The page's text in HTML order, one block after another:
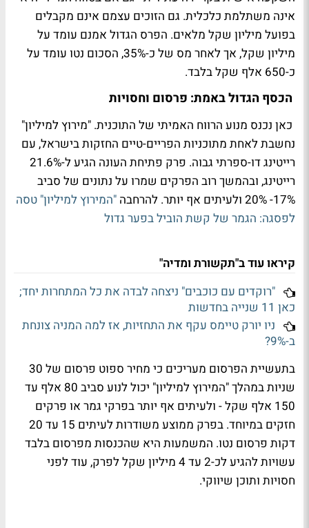
אינה משתלמת כלכלית. גם הזוכים עצמם אינם מקבלים
בפועל מיליון שקל מלאים. הפרס הגדול אמנם עומד על
מיליון שקל, אך לאחר מס של כ-35%, הסכום נטו עומד על
כ-650 אלף שקל בלבד.
הכסף הגדול באמת: פרסום וחסויות
כאן נכנס מנוע הרווח האמיתי של התוכנית. "מירוץ למיליון"
נחשבת לאחת מתוכניות הפריים-טיים החזקות בישראל, עם
רייטינג דו-ספרתי גבוה. פרק פתיחת העונה הגיע ל-21.6%
רייטינג, ובהמשך רוב הפרקים שמרו על נתונים של סביב
17%- 20% ולעיתים אף יותר. להרחבה
"המירוץ למיליון" טסה
לפסגה: הגמר של קשת הוביל בפער גדול
קיראו עוד ב"תקשורת ומדיה"
"רוקדים עם כוכבים" ניצחה לבדה את כל המתחרות יחד;
כאן 11 שנייה בחדשות
ניו יורק טיימס עקף את התחזיות, אז למה המניה צונחת
ב-9%?
בתעשיית הפרסום מעריכים כי מחיר ספוט פרסום של 30
שניות במהלך "המירוץ למיליון" יכול לנוע סביב 80 אלף עד
150 אלף שקל - ולעיתים אף יותר בפרקי גמר או פרקים
חזקים במיוחד. בפרק ממוצע משודרות לעיתים 15 עד 20
דקות פרסום נטו. המשמעות היא שהכנסות מפרסום בלבד
עשויות להגיע לכ-2 עד 4 מיליון שקל לפרק, עוד לפני
חסויות ותוכן שיווקי.